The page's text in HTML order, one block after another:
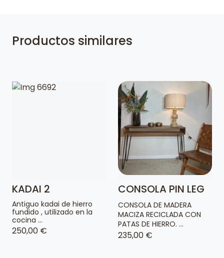
Productos similares
KADAI 2
Antiguo kadai de hierro
fundido , utilizado en la
cocina ...
250,00 €
CONSOLA PIN LEG
CONSOLA DE MADERA
MACIZA RECICLADA CON
PATAS DE HIERRO. ...
235,00 €